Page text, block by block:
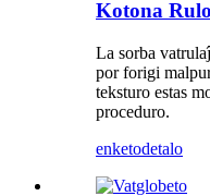
Kotona Rulo
La sorba
por forigi
teksturo estas
proceduro.
enketodetalo